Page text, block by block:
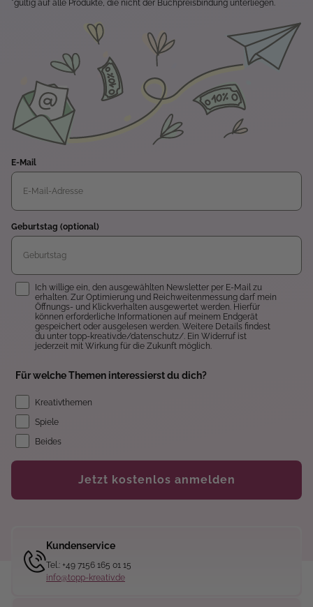
*gültig auf alle Produkte, die nicht der Buchpreisbindung unterliegen.
E-Mail
Geburtstag (optional)
Einwilligung
Ich willige ein, den ausgewählten Newsletter per E-Mail zu
erhalten. Zur Optimierung und Reichweitenmessung darf mein
Öffnungs- und Klickverhalten ausgewertet werden. Hierfür
können erforderliche Informationen auf meinem Endgerät
gespeichert oder ausgelesen werden. Weitere Details findest
du unter topp-kreativ.de/datenschutz/. Ein Widerruf ist
jederzeit mit Wirkung für die Zukunft möglich.
Für welche Themen interessierst du dich?
Kreativthemen
Spiele
Beides
Jetzt kostenlos anmelden
Kundenservice
Tel.: +49 7156 165 01 15
info@topp-kreativ.de